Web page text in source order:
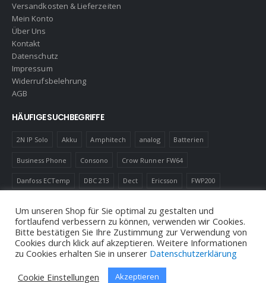
Versandkosten & Lieferzeiten
Mein Konto
Über Uns
Kontakt
Datenschutz
Impressum
Widerrufsbelehrung
AGB
HÄUFIGE SUCHBEGRIFFE
2N IP Solo Akku Amphitech analog Batterien
Business Phone Consono Crow Runner FW64
Danfoss ECTemp DBC 213 Dect Ericsson FWP200
Robotics Schnurlostelefon Shelly Virenfilter
© Andreas Neuhold, Nachrichtenelektronische Anlagen E.U. 2020
Um unseren Shop für Sie optimal zu gestalten und
fortlaufend verbessern zu können, verwenden wir Cookies.
Bitte bestätigen Sie Ihre Zustimmung zur Verwendung von
Cookies durch klick auf akzeptieren. Weitere Informationen
zu Cookies erhalten Sie in unserer Datenschutzerklärung
Cookie Einstellungen
Akzeptieren